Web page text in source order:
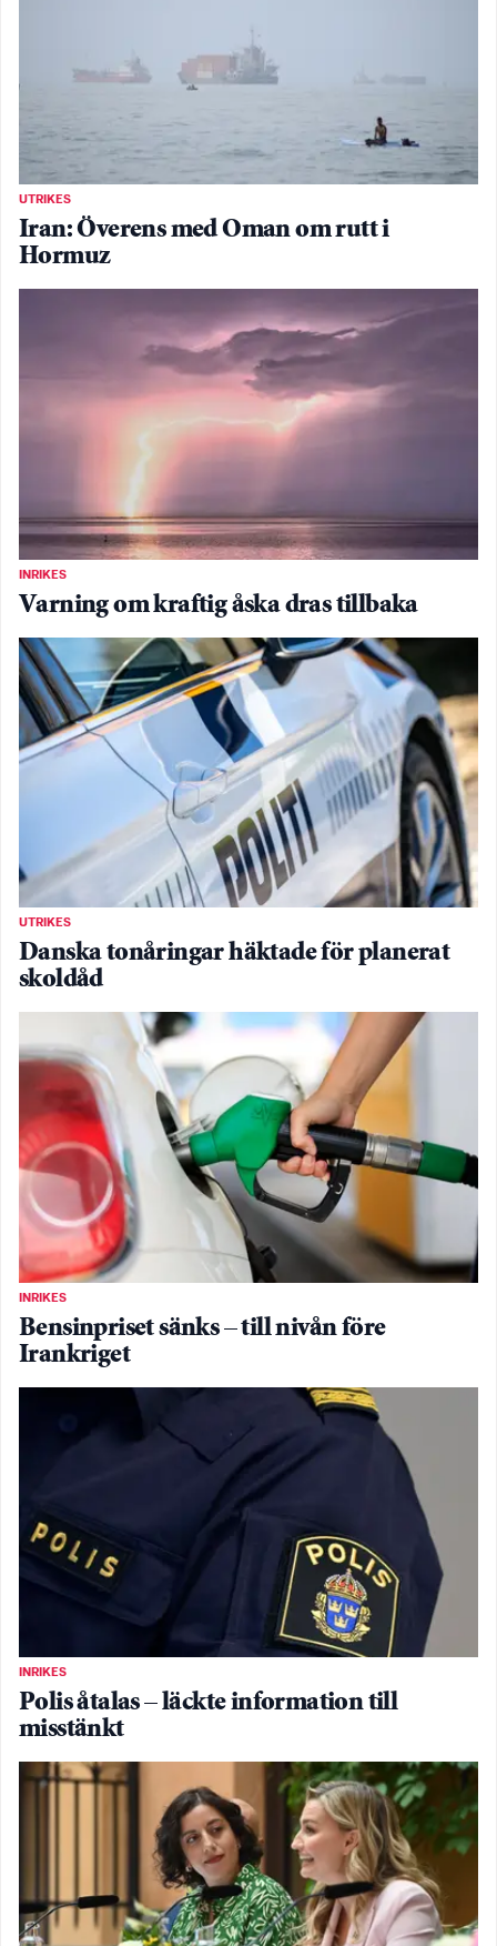
UTRIKES
Iran: Överens med Oman om rutt i
Hormuz
INRIKES
Varning om kraftig åska dras tillbaka
UTRIKES
Danska tonåringar häktade för planerat
skoldåd
INRIKES
Bensinpriset sänks – till nivån före
Irankriget
INRIKES
Polis åtalas – läckte information till
misstänkt